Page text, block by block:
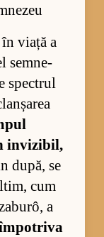
viață a
sem­ne­
spec­trul
in­vi­zi­bil,
du­pă, se
cum
a